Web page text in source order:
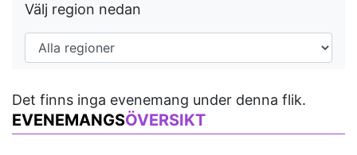
Välj region nedan
Det finns inga evenemang under denna flik.
EVENEMANGSÖVERSIKT